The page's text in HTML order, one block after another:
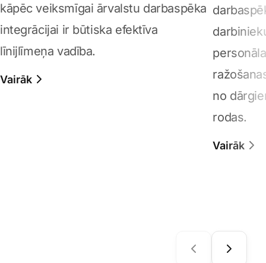
kāpēc veiksmīgai ārvalstu darbaspēka
integrācijai ir būtiska efektīva
līnijlīmeņa vadība.
Vairāk
no
rodas.
Vairāk